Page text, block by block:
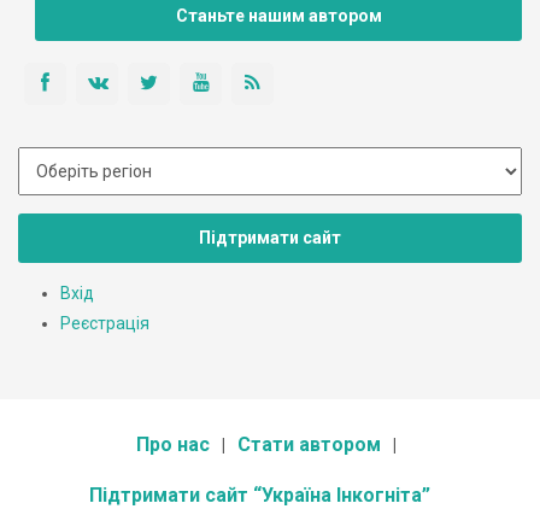
Станьте нашим автором
Підтримати сайт
Вхід
Реєстрація
Про нас Стати автором
Підтримати сайт “Україна Інкогніта”